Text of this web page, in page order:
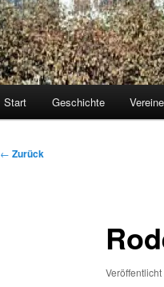
Start Geschichte Vereine
Beitragsnavigation
← Zurück
Veröffentlicht